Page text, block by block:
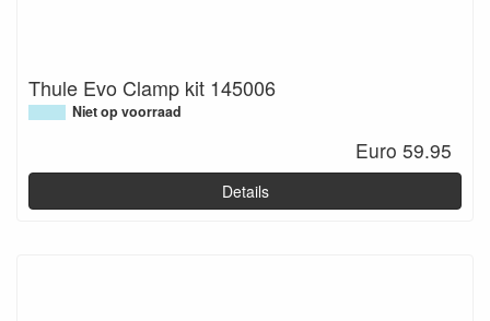
Thule Evo Clamp kit 145006
Niet op voorraad
Euro 59.95
Details